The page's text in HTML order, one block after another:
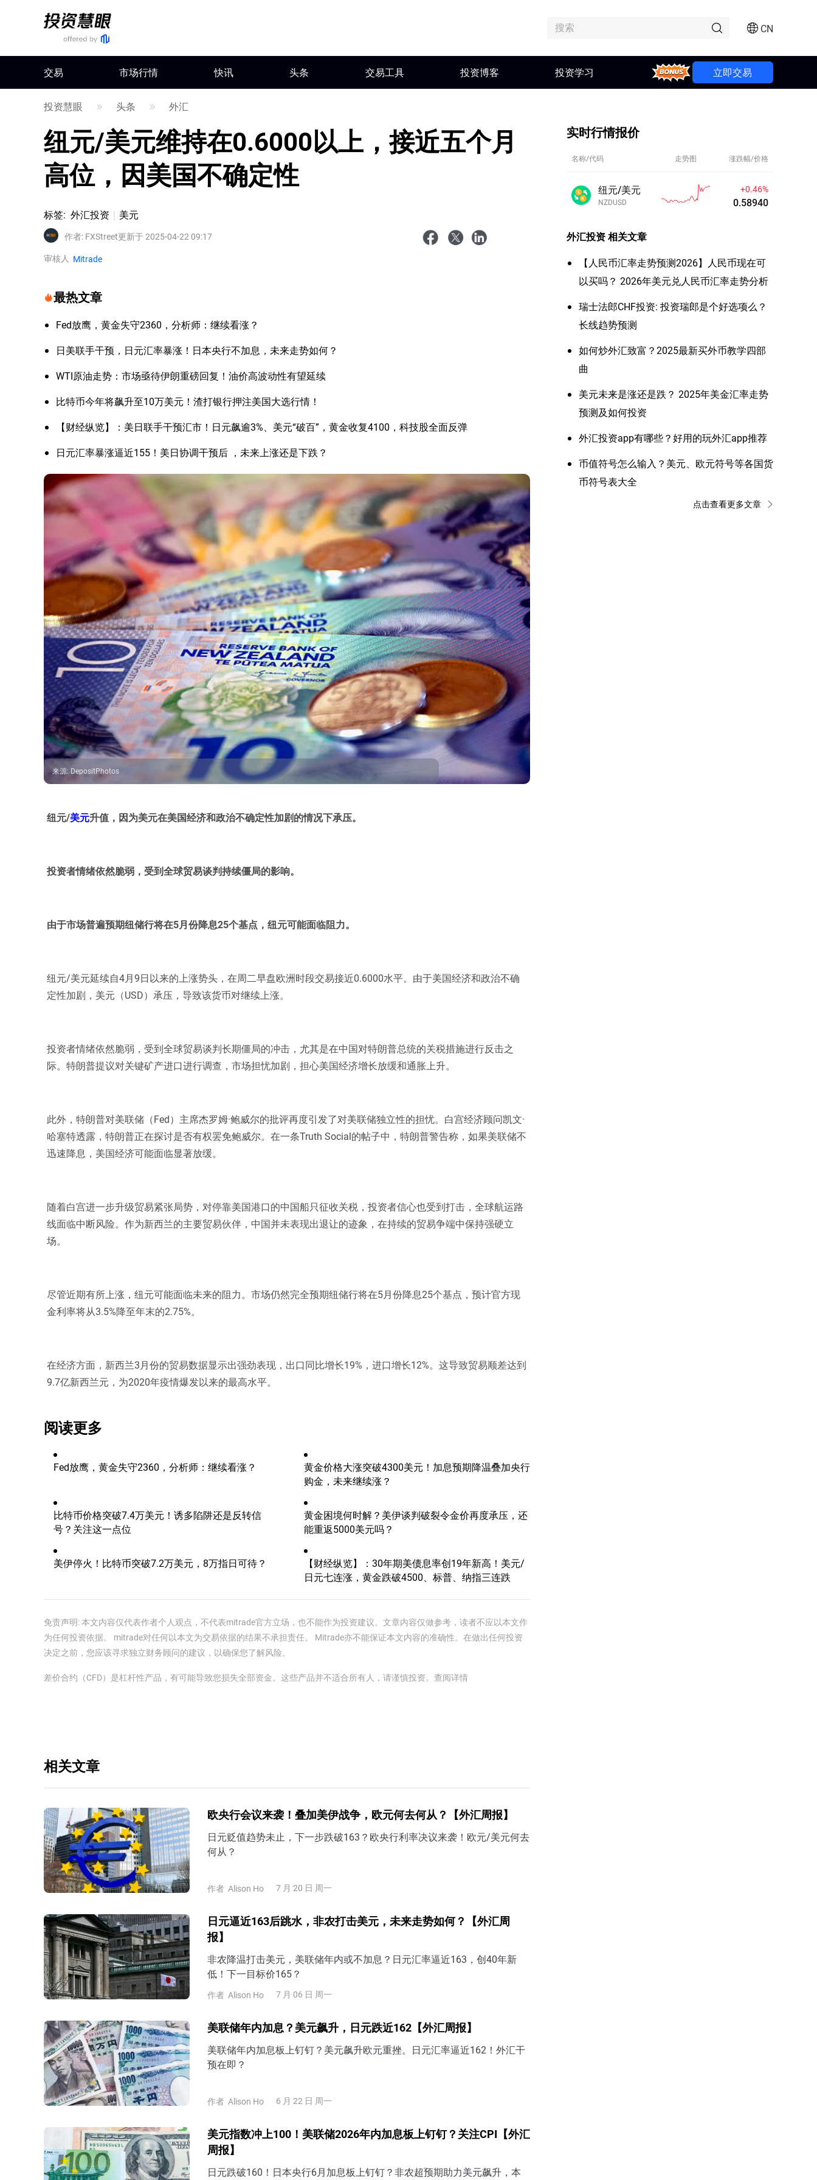
CN
交易 市场行情 快讯 头条 交易工具 投资博客 投资学习 Bonus 立即交易
投资慧眼 头条 外汇
纽元/美元维持在0.6000以上，接近五个月
高位，因美国不确定性
标签: 外汇投资 美元
作者: FXStreet更新于 2025-04-22 09:17
审核人 Mitrade
最热文章
Fed放鹰，黄金失守2360，分析师：继续看涨？
日美联手干预，日元汇率暴涨！日本央行不加息，未来走势如何？
WTI原油走势：市场亟待伊朗重磅回复！油价高波动性有望延续
比特币今年将飙升至10万美元！渣打银行押注美国大选行情！
【财经纵览】：美日联手干预汇市！日元飙逾3%、美元“破百”，黄金收复4100，科技股全面反弹
日元汇率暴涨逼近155！美日协调干预后 ，未来上涨还是下跌？
来源: DepositPhotos
纽元/美元升值，因为美元在美国经济和政治不确定性加剧的情况下承压。
投资者情绪依然脆弱，受到全球贸易谈判持续僵局的影响。
由于市场普遍预期纽储行将在5月份降息25个基点，纽元可能面临阻力。
纽元/美元延续自4月9日以来的上涨势头，在周二早盘欧洲时段交易接近0.6000水平。由于美国经济和政治不确
定性加剧，美元（USD）承压，导致该货币对继续上涨。
投资者情绪依然脆弱，受到全球贸易谈判长期僵局的冲击，尤其是在中国对特朗普总统的关税措施进行反击之
际。特朗普提议对关键矿产进口进行调查，市场担忧加剧，担心美国经济增长放缓和通胀上升。
此外，特朗普对美联储（Fed）主席杰罗姆·鲍威尔的批评再度引发了对美联储独立性的担忧。白宫经济顾问凯文·
哈塞特透露，特朗普正在探讨是否有权罢免鲍威尔。在一条Truth Social的帖子中，特朗普警告称，如果美联储不
迅速降息，美国经济可能面临显著放缓。
随着白宫进一步升级贸易紧张局势，对停靠美国港口的中国船只征收关税，投资者信心也受到打击，全球航运路
线面临中断风险。作为新西兰的主要贸易伙伴，中国并未表现出退让的迹象，在持续的贸易争端中保持强硬立
场。
尽管近期有所上涨，纽元可能面临未来的阻力。市场仍然完全预期纽储行将在5月份降息25个基点，预计官方现
金利率将从3.5%降至年末的2.75%。
在经济方面，新西兰3月份的贸易数据显示出强劲表现，出口同比增长19%，进口增长12%。这导致贸易顺差达到
9.7亿新西兰元，为2020年疫情爆发以来的最高水平。
阅读更多
Fed放鹰，黄金失守2360，分析师：继续看涨？
黄金价格大涨突破4300美元！加息预期降温叠加央行
购金，未来继续涨？
比特币价格突破7.4万美元！诱多陷阱还是反转信
号？关注这一点位
黄金困境何时解？美伊谈判破裂令金价再度承压，还
能重返5000美元吗？
美伊停火！比特币突破7.2万美元，8万指日可待？
【财经纵览】：30年期美债息率创19年新高！美元/
日元七连涨，黄金跌破4500、标普、纳指三连跌
免责声明: 本文内容仅代表作者个人观点，不代表mitrade官方立场，也不能作为投资建议。文章内容仅做参考，读者不应以本文作
为任何投资依据。 mitrade对任何以本文为交易依据的结果不承担责任。 Mitrade亦不能保证本文内容的准确性。在做出任何投资
决定之前，您应该寻求独立财务顾问的建议，以确保您了解风险。
差价合约（CFD）是杠杆性产品，有可能导致您损失全部资金。这些产品并不适合所有人，请谨慎投资。 查阅详情
相关文章
欧央行会议来袭！叠加美伊战争，欧元何去何从？【外汇周报】
日元贬值趋势未止，下一步跌破163？欧央行利率决议来袭！欧元/美元何去
何从？
作者 Alison Ho 7 月 20 日 周一
日元逼近163后跳水，非农打击美元，未来走势如何？【外汇周
报】
非农降温打击美元，美联储年内或不加息？日元汇率逼近163，创40年新
低！下一目标价165？
作者 Alison Ho 7 月 06 日 周一
美联储年内加息？美元飙升，日元跌近162【外汇周报】
美联储年内加息板上钉钉？美元飙升欧元重挫。日元汇率逼近162！外汇干
预在即？
作者 Alison Ho 6 月 22 日 周一
美元指数冲上100！美联储2026年内加息板上钉钉？关注CPI【外汇
周报】
日元跌破160！日本央行6月加息板上钉钉？非农超预期助力美元飙升，本
实时行情报价
名称/代码 走势图 涨跌幅/价格
纽元/美元
NZDUSD
+0.44%
0.58924
外汇投资相关文章
【人民币汇率走势预测2026】人民币现在可
以买吗？ 2026年美元兑人民币汇率走势分析
瑞士法郎CHF投资: 投资瑞郎是个好选项么？
长线趋势预测
如何炒外汇致富？2025最新买外币教学四部
曲
美元未来是涨还是跌？ 2025年美金汇率走势
预测及如何投资
外汇投资app有哪些？好用的玩外汇app推荐
币值符号怎么输入？美元、欧元符号等各国货
币符号表大全
点击查看更多文章